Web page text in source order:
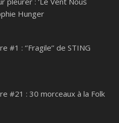
Hunger
#1 : ‘’Fragile’’ de STING
#21 : 30 morceaux à la Folk